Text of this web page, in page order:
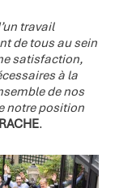
travail
de tous au sein
satisfaction,
à la
de nos
notre position
.